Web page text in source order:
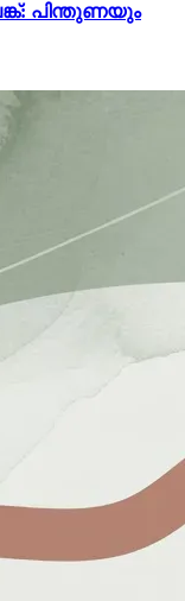
പിന്തുണയും